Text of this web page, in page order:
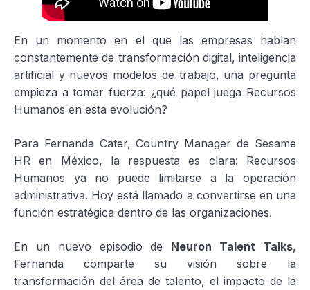
En un momento en el que las empresas hablan
constantemente de transformación digital, inteligencia
artificial y nuevos modelos de trabajo, una pregunta
empieza a tomar fuerza: ¿qué papel juega Recursos
Humanos en esta evolución?
Para Fernanda Cater, Country Manager de Sesame
HR en México, la respuesta es clara: Recursos
Humanos ya no puede limitarse a la operación
administrativa. Hoy está llamado a convertirse en una
función estratégica dentro de las organizaciones.
En un nuevo episodio de Neuron Talent Talks,
Fernanda comparte su visión sobre la
transformación del área de talento, el impacto de la